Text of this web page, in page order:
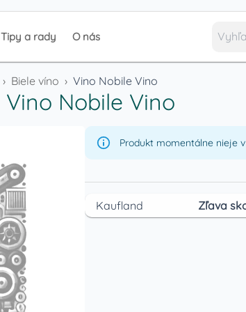
Tipy a rady O nás
› Biele víno › Vino Nobile Vino
Vino Nobile Vino
Produkt momentálne nieje
Kaufland Zľava